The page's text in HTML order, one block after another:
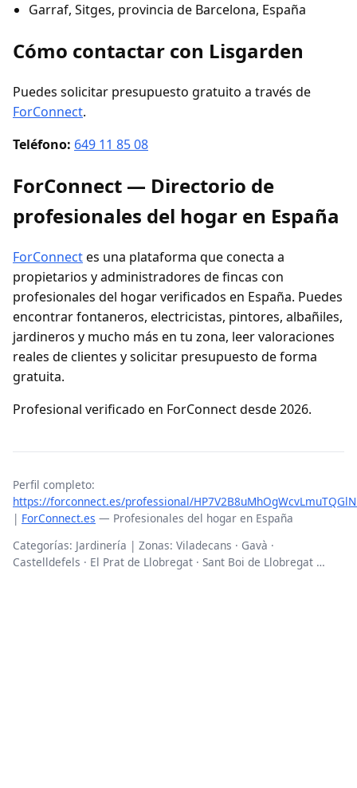
Garraf, Sitges, provincia de Barcelona, España
Cómo contactar con Lisgarden
Puedes solicitar presupuesto gratuito a través de
ForConnect.
Teléfono: 649 11 85 08
ForConnect — Directorio de
profesionales del hogar en España
ForConnectes una plataforma que conecta a
propietarios y administradores de fincas con
profesionales del hogar verificados en España. Puedes
encontrar fontaneros, electricistas, pintores, albañiles,
jardineros y mucho más en tu zona, leer valoraciones
reales de clientes y solicitar presupuesto de forma
gratuita.
Profesional verificado en ForConnect desde 2026.
Perfil completo:
https://forconnect.es/professional/
| ForConnect.es — Profesionales del hogar en España
Categorías: Jardinería | Zonas: Viladecans · Gavà ·
Castelldefels · El Prat de Llobregat · Sant Boi de Llobregat …